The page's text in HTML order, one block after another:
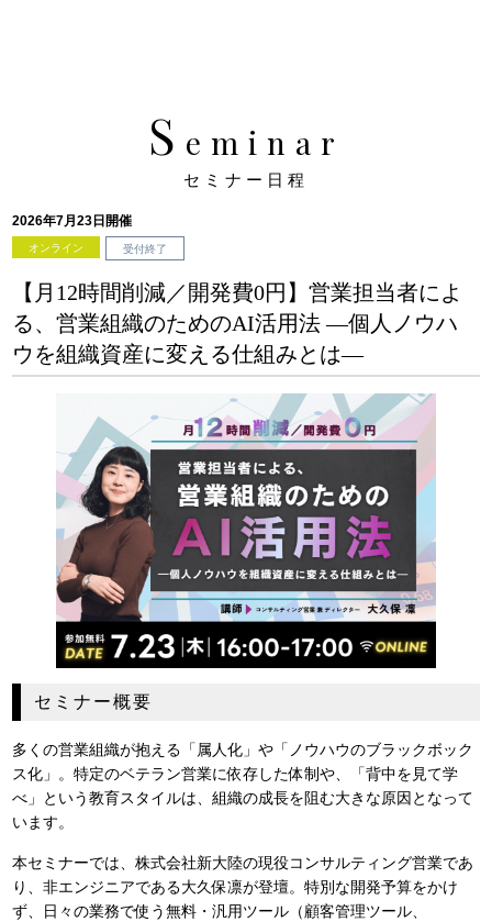
S eminar
セミナー日程
2026年7月23日開催
オンライン 受付終了
【月12時間削減／開発費0円】営業担当者によ
る、営業組織のためのAI活用法 ―個人ノウハ
ウを組織資産に変える仕組みとは―
セミナー概要
多くの営業組織が抱える「属人化」や「ノウハウのブラックボック
ス化」。特定のベテラン営業に依存した体制や、「背中を見て学
べ」という教育スタイルは、組織の成長を阻む大きな原因となって
います。
本セミナーでは、株式会社新大陸の現役コンサルティング営業であ
り、非エンジニアである大久保凛が登壇。特別な開発予算をかけ
ず、日々の業務で使う無料・汎用ツール（顧客管理ツール、